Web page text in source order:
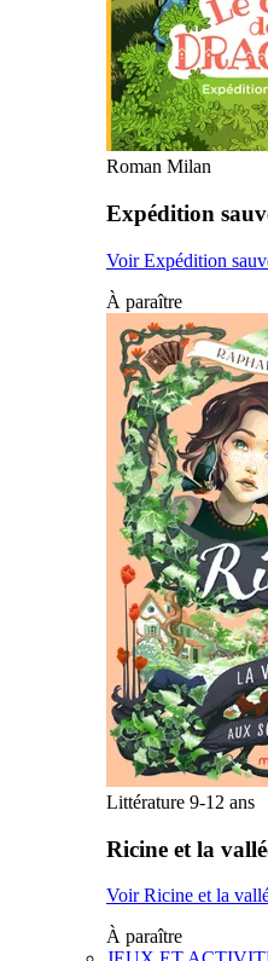
Roman Milan
Expédition
Voir Expédition
À paraître
Littérature 9-12 ans
Ricine et la
Voir Ricine et la
À paraître